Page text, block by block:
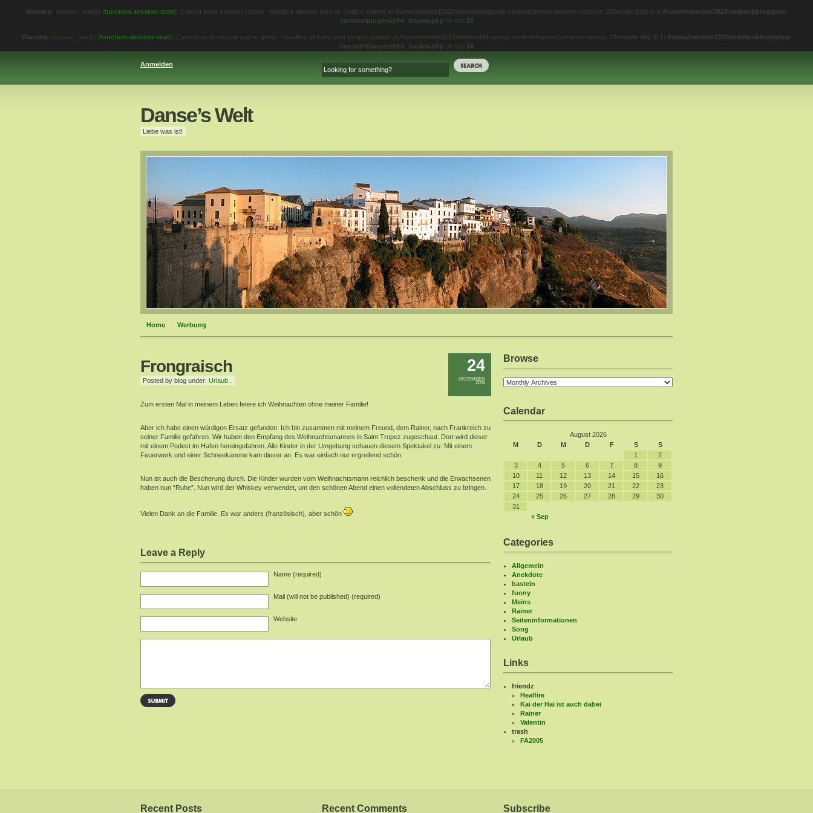
Warning: session_start() [function.session-start]: Cannot send session cookie - headers already sent by (output started at /home/www/ncf282/html/webblogg/wp-content/themes/autumn-concept-10/header.php:4) in /home/www/ncf282/html/webblogg/wp-
content/plugins/phk_tracker.php on line 16
Warning: session_start() [function.session-start]: Cannot send session cache limiter - headers already sent (output started at /home/www/ncf282/html/webblogg/wp-content/themes/autumn-concept-10/header.php:4) in /home/www/ncf282/html/webblogg/wp-
content/plugins/phk_tracker.php on line 16
Anmelden
Danse’s Welt
Liebe was ist!
Home Werbung
24
DEZEMBER
2006
Frongraisch
Posted by blog under: Urlaub
Zum ersten Mal in meinem Leben feiere ich Weihnachten ohne meiner Familie!
Aber ich habe einen würdigen Ersatz gefunden: Ich bin zusammen mit meinem Freund, dem Rainer, nach Frankreich zu
seiner Familie gefahren. Wir haben den Empfang des Weihnachtsmannes in Saint Tropez zugeschaut. Dort wird dieser
mit einem Podest im Hafen hereingefahren. Alle Kinder in der Umgebung schauen diesem Spektakel zu. Mit einem
Feuerwerk und einer Schneekanone kam dieser an. Es war einfach nur ergreifend schön.
Nun ist auch die Bescherung durch. Die Kinder wurden vom Weihnachtsmann reichlich beschenk und die Erwachsenen
haben nun “Ruhe”. Nun wird der Whiskey verwendet, um den schönen Abend einen vollendeten Abschluss zu bringen.
Vielen Dank an die Familie. Es war anders (französisch), aber schön
Leave a Reply
Name (required)
Mail (will not be published) (required)
Website
Browse
Calendar
August 2026
M
D M D F S S
« Sep
1
2
3
4 5 6 7 8
9
10
11 12 13 14 15
16
17
18 19 20 21 22
23
24
25 26 27 28 29
30
31
Categories
Allgemein
Anekdote
basteln
funny
Meins
Rainer
Seiteninformationen
Song
Urlaub
Links
friendz
Healfire
Kai der Hai ist auch dabei
Rainer
Valentin
trash
FA2005
Recent Posts Recent Comments Subscribe